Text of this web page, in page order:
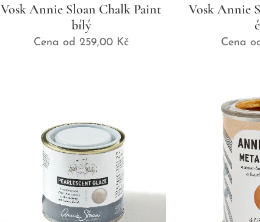
Vosk Annie Sloan Chalk Paint
bílý
Cena od 259,00Kč
Vosk Annie
Cena